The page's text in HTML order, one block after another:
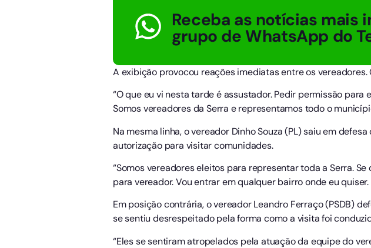
Receba as notícias mais
grupo de WhatsApp do
A exibição provocou reações imediatas entre os
“O que eu vi nesta tarde é assustador. Pedir permissão
Somos vereadores da Serra e representamos todo o
Na mesma linha, o vereador Dinho Souza (PL) saiu em
autorização para visitar comunidades.
“Somos vereadores eleitos para representar toda a Serra.
para vereador. Vou entrar em qualquer bairro onde eu
Em posição contrária, o vereador Leandro Ferraço (PSDB)
se sentiu desrespeitado pela forma como a visita foi
“Eles se sentiram atropelados pela atuação da equipe do